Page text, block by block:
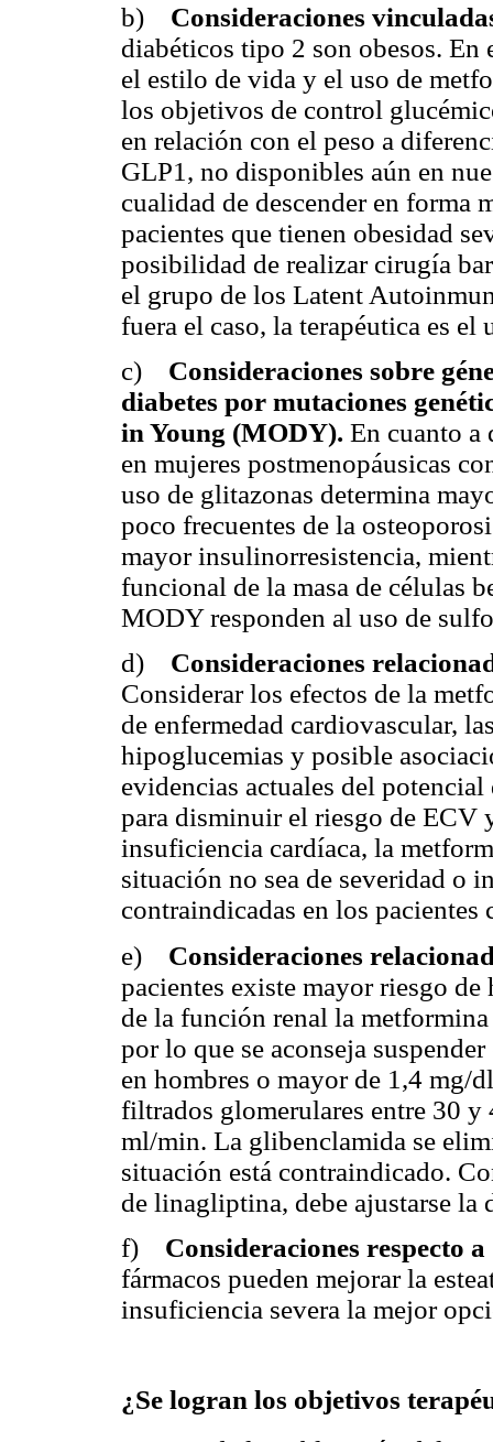
b) Consideraciones
diabéticos tipo 2 son obesos.
el estilo de vida y el uso de
los objetivos de control
en relación con el peso a
GLP1, no disponibles aún en
cualidad de descender en forma
pacientes que tienen obesidad
posibilidad de realizar cirugía
el grupo de los Latent
fuera el caso, la terapéutica es
c) Consideraciones sobre
diabetes por mutaciones
in Young (MODY). En cuanto a
en mujeres postmenopáusicas
uso de glitazonas determina
poco frecuentes de la
mayor insulinorresistencia,
funcional de la masa de células
MODY responden al uso de
d) Consideraciones
Considerar los efectos de la
de enfermedad cardiovascular,
hipoglucemias y posible
evidencias actuales del
para disminuir el riesgo de ECV
insuficiencia cardíaca, la
situación no sea de severidad o
contraindicadas en los
e) Consideraciones
pacientes existe mayor riesgo
de la función renal la
por lo que se aconseja
en hombres o mayor de 1,4 mg/
filtrados glomerulares entre 30
ml/min. La glibenclamida se
situación está contraindicado.
de linagliptina, debe ajustarse
f) Consideraciones respecto
fármacos pueden mejorar la
insuficiencia severa la mejor
¿Se logran los objetivos